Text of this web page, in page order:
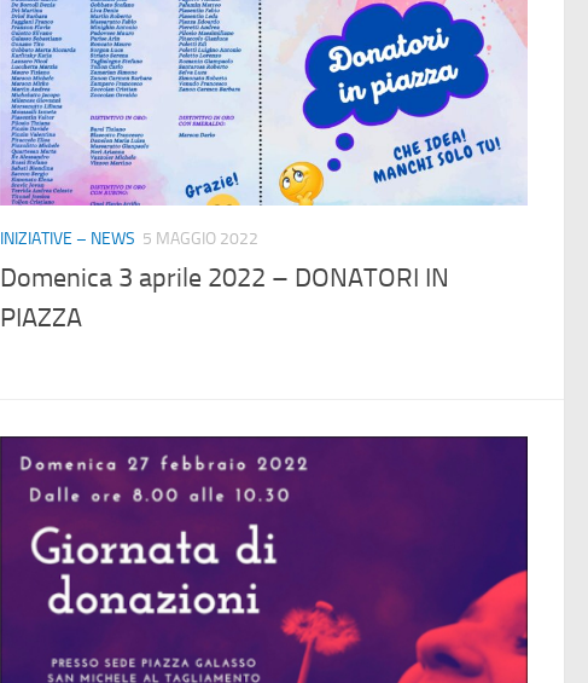
INIZIATIVE – NEWS 5 MAGGIO 2022
Domenica 3 aprile 2022 – DONATORI IN
PIAZZA